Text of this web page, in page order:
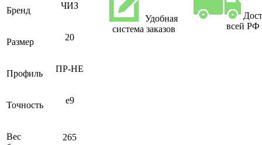
Бренд ЧИЗ
Размер 20
Профиль ПР-НЕ
Точность e9
Вес
265
Удобная
система заказов
всей РФ